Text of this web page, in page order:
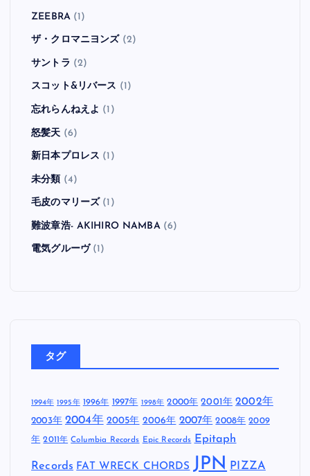
ZEEBRA(1)
ザ・クロマニヨンズ (2)
サントラ (2)
スコット&リバース (1)
忘れらんねえよ (1)
怒髪天 (6)
新日本プロレス (1)
未分類 (4)
毛皮のマリーズ (1)
難波章浩- AKIHIRO NAMBA(6)
電気グルーヴ(1)
タグ
1994年 1995年 1996年 1997年 1998年 2000年 2001年 2002年
2003年 2004年 2005年 2006年 2007年 2008年 2009
年 2011年 Columbia Records Epic Records Epitaph
Records FAT WRECK CHORDS JPN PIZZA